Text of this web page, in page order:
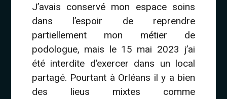
J’avais conservé mon espace soins
dans l’espoir de reprendre
partiellement mon métier de
podologue, mais le 15 mai 2023 j’ai
été interdite d’exercer dans un local
partagé. Pourtant à Orléans il y a bien
des lieus mixtes comme